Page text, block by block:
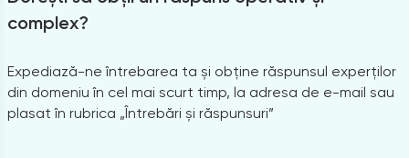
complex?
Expediază-ne întrebarea ta și obține răspunsul experților
din domeniu în cel mai scurt timp, la adresa de e-mail sau
plasat în rubrica „Întrebări și răspunsuri”